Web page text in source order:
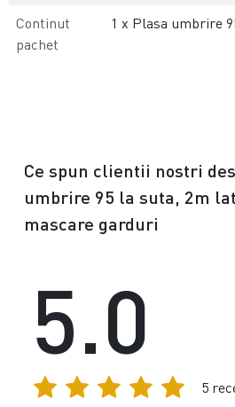
Continut
pachet
1 x Plasa umbrire
Ce spun clientii nostri
umbrire 95 la suta, 2m
mascare garduri
5.0
5